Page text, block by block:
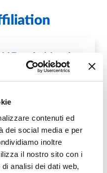
contenuti ed
dei social media e per
inoltre
il nostro sito con i
analisi dei dati web,
U.O. IMPIANTI E SERVIZI
address